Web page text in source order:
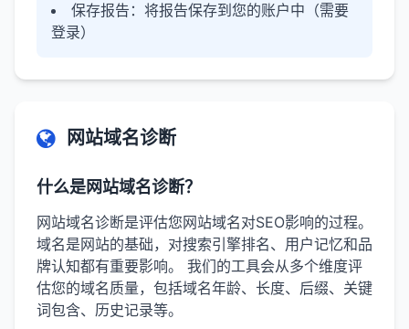
保存报告 ：将报告保存到您的账户中（需要
登录）
网站域名诊断
什么是网站域名诊断？
网站域名诊断是评估您网站域名对SEO影响的过程。
域名是网站的基础，对搜索引擎排名、用户记忆和品
牌认知都有重要影响。 我们的工具会从多个维度评
估您的域名质量，包括域名年龄、长度、后缀、关键
词包含、历史记录等。